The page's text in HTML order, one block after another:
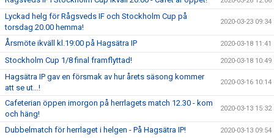
Lyckad helg för Rågsveds IF och Stockholm Cup på
torsdag 20.00 hemma!
2020-03-23 09:34
Årsmöte ikväll kl.19:00 på Hagsätra IP 2020-03-18 11:41
Stockholm Cup 1/8 final framflyttad! 2020-03-18 10:49
Hagsätra IP gav en försmak av hur årets säsong kommer
att se ut...!
2020-03-16 10:14
Cafeterian öppen imorgon på herrlagets match 12.30 - kom
och häng!
2020-03-13 15:32
Dubbelmatch för herrlaget i helgen - På Hagsätra IP! 2020-03-13 09:54